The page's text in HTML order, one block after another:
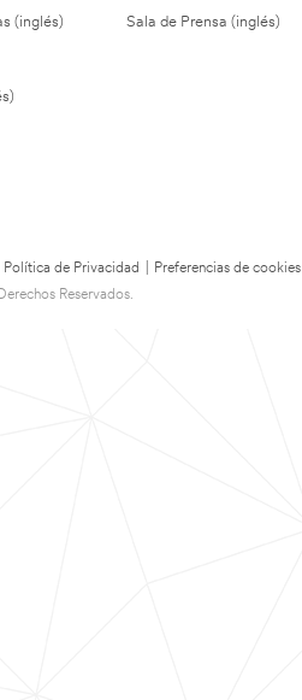
(inglés) Sala de Prensa (inglés)
Política de Privacidad
Preferencias de cookies
Reservados.